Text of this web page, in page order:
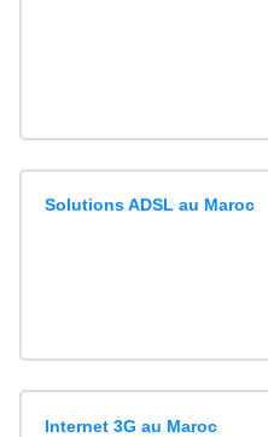
Solutions ADSL au Maroc
Internet 3G au Maroc